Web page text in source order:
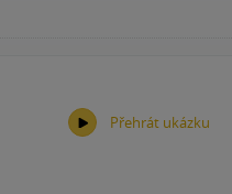
Přehrát ukázku